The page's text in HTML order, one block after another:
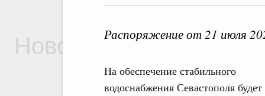
Распоряжение от 21 июля
На обеспечение стабильного
водоснабжения Севастополя будет
Новости